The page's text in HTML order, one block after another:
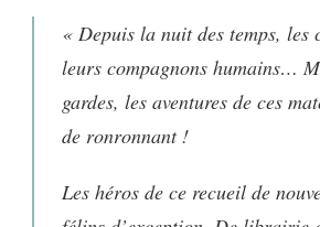
« Depuis la nuit des temps, les
leurs compagnons humains…
gardes, les aventures de ces
de ronronnant !
Les héros de ce recueil de